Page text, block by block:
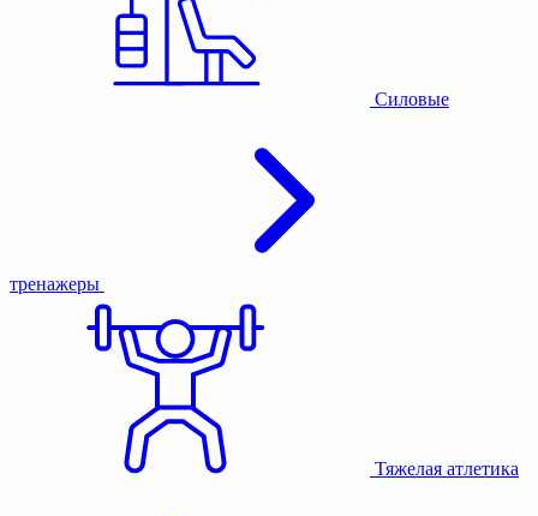
Силовые
тренажеры
Тяжелая атлетика